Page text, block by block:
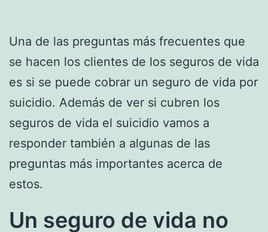
Una de las preguntas más frecuentes que
se hacen los clientes de los seguros de vida
es si se puede cobrar un seguro de vida por
suicidio. Además de ver si cubren los
seguros de vida el suicidio vamos a
responder también a algunas de las
preguntas más importantes acerca de
estos.
Un seguro de vida no